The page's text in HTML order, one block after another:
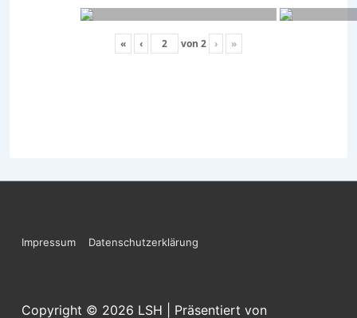
« ‹ von 2 › »
Footer-
Impressum Datenschutzerklärung
Copyright © 2026 LSH
| Präsentiert von